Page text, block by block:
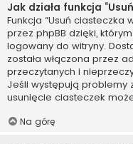
Jak działa funkcja
Funkcja “Usuń ciasteczka
przez phpBB dzięki,
logowany do witryny.
została włączona przez
przeczytanych i
Jeśli występują
usunięcie ciasteczek
Na górę